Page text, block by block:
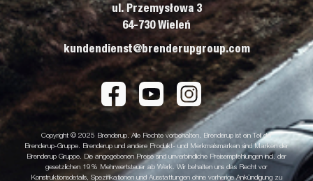
ul. Przemysłowa 3
64-730 Wieleń
kundendienst@brenderupgroup.com
Copyright © 2025 Brenderup. Alle Rechte vorbehalten. Brenderup ist ein Teil der
Brenderup-Gruppe. Brenderup und andere Produkt- und Merkmalsmarken sind Marken der
Brenderup Gruppe. Die angegebenen Preise sind unverbindliche Preisempfehlungen incl. der
gesetzlichen 19% Mehrwertsteuer ab Werk. Wir behalten uns das Recht vor
Konstruktionsdetails, Spezifikationen und Ausstattungen ohne vorherige Ankündigung zu